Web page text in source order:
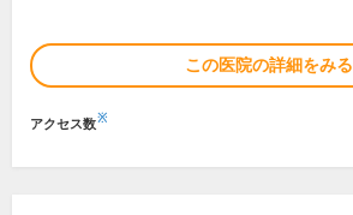
この医院の詳細をみる
アクセス数※